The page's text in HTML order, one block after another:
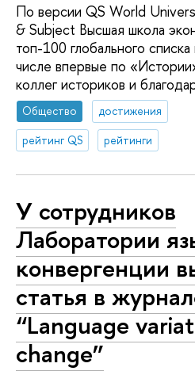
По версии QS World
& Subject Высшая школа
топ-100 глобального
числе впервые по
коллег историков и
Общество
достижения
рейтинг QS
рейтинги
У сотрудников
Лаборатории
конвергенции
статья в
“Language
change”